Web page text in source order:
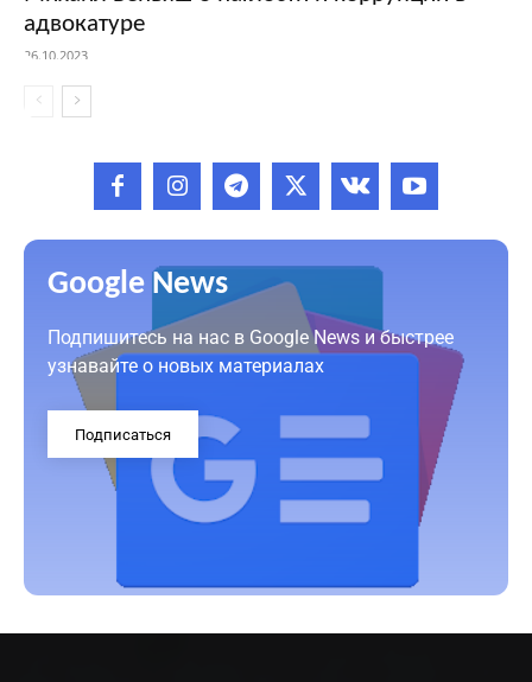
адвокатуре
26.10.2023
Google News
Подпишитесь на нас в Google News и быстрее
узнавайте о новых материалах
Подписаться